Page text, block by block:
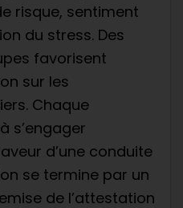
risque, sentiment
du stress. Des
favorisent
sur les
Chaque
s’engager
d’une conduite
se termine par un
de l’attestation